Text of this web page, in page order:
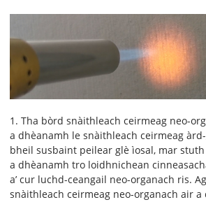
1. Tha bòrd snàithleach ceirmeag neo-
a dhèanamh le snàithleach ceirmeag
bheil susbaint peilear glè ìosal, mar
a dhèanamh tro loidhnichean
a’ cur luchd-ceangail neo-organach ris.
snàithleach ceirmeag neo-organach air